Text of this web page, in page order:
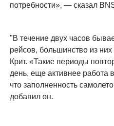
потребности», — сказал
"В течение двух часов
рейсов, большинство из
Крит. «Такие периоды
день, еще активнее работа
что заполненность
добавил он.